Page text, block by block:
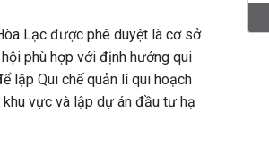
Lạc được phê duyệt là cơ sở
phù hợp với định hướng qui
lập Qui chế quản lí qui hoạch
vực và lập dự án đầu tư hạ